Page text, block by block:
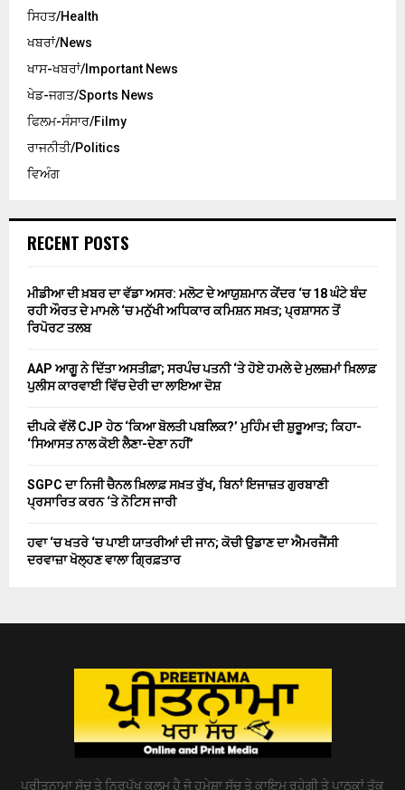
ਸਿਹਤ/Health
ਖਬਰਾਂ/News
ਖਾਸ-ਖਬਰਾਂ/Important News
ਖੇਡ-ਜਗਤ/Sports News
ਫਿਲਮ-ਸੰਸਾਰ/Filmy
ਰਾਜਨੀਤੀ/Politics
ਵਿਅੰਗ
RECENT POSTS
ਮੀਡੀਆ ਦੀ ਖ਼ਬਰ ਦਾ ਵੱਡਾ ਅਸਰ: ਮਲੋਟ ਦੇ ਆਯੁਸ਼ਮਾਨ ਕੇਂਦਰ ‘ਚ 18 ਘੰਟੇ ਬੰਦ
ਰਹੀ ਔਰਤ ਦੇ ਮਾਮਲੇ ‘ਚ ਮਨੁੱਖੀ ਅਧਿਕਾਰ ਕਮਿਸ਼ਨ ਸਖ਼ਤ; ਪ੍ਰਸ਼ਾਸਨ ਤੋਂ
ਰਿਪੋਰਟ ਤਲਬ
AAP ਆਗੂ ਨੇ ਦਿੱਤਾ ਅਸਤੀਫ਼ਾ; ਸਰਪੰਚ ਪਤਨੀ ‘ਤੇ ਹੋਏ ਹਮਲੇ ਦੇ ਮੁਲਜ਼ਮਾਂ ਖ਼ਿਲਾਫ਼
ਪੁਲੀਸ ਕਾਰਵਾਈ ਵਿੱਚ ਦੇਰੀ ਦਾ ਲਾਇਆ ਦੋਸ਼
ਦੀਪਕੇ ਵੱਲੋਂ CJP ਹੇਠ ‘ਕਿਆ ਬੋਲਤੀ ਪਬਲਿਕ?’ ਮੁਹਿੰਮ ਦੀ ਸ਼ੁਰੂਆਤ; ਕਿਹਾ-
‘ਸਿਆਸਤ ਨਾਲ ਕੋਈ ਲੈਣਾ-ਦੇਣਾ ਨਹੀਂ’
SGPC ਦਾ ਨਿਜੀ ਚੈਨਲ ਖ਼ਿਲਾਫ਼ ਸਖ਼ਤ ਰੁੱਖ, ਬਿਨਾਂ ਇਜਾਜ਼ਤ ਗੁਰਬਾਣੀ
ਪ੍ਰਸਾਰਿਤ ਕਰਨ ‘ਤੇ ਨੋਟਿਸ ਜਾਰੀ
ਹਵਾ ‘ਚ ਖਤਰੇ ‘ਚ ਪਾਈ ਯਾਤਰੀਆਂ ਦੀ ਜਾਨ; ਕੋਚੀ ਉਡਾਣ ਦਾ ਐਮਰਜੈਂਸੀ
ਦਰਵਾਜ਼ਾ ਖੋਲ੍ਹਣ ਵਾਲਾ ਗ੍ਰਿਫ਼ਤਾਰ
ਪ੍ਰੀਤਨਾਮਾ ਸੱਚ ਤੇ ਨਿਰਪੱਖ ਕਲਮ ਹੈ ਜੋ ਹਮੇਸ਼ਾ ਸੱਚ ਤੇ ਕਾਇਮ ਰਹੇਗੀ ਤੇ ਪਾਠਕਾਂ ਤੱਕ